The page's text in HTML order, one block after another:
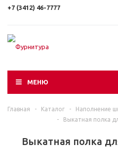
+7 (3412) 46-7777
МЕНЮ
Главная - Каталог - Наполнение
-
Выкатная полка
Выкатная полка